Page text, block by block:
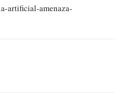
artificial-amenaza-